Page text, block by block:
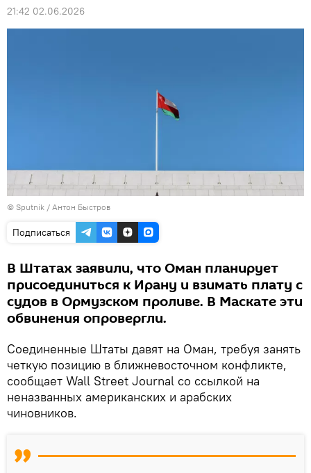
21:42 02.06.2026
© Sputnik / Антон Быстров
Подписаться
В Штатах заявили, что Оман планирует
присоединиться к Ирану и взимать плату с
судов в Ормузском проливе. В Маскате эти
обвинения опровергли.
Соединенные Штаты давят на Оман, требуя занять
четкую позицию в ближневосточном конфликте,
сообщает Wall Street Journal со ссылкой на
неназванных американских и арабских
чиновников.